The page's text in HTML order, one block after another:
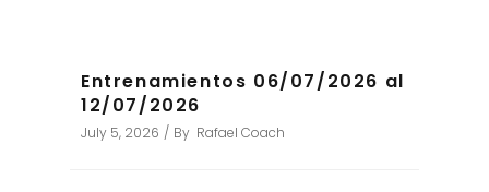
Entrenamientos 06/07/2026 al
12/07/2026
July 5, 2026 By Rafael Coach